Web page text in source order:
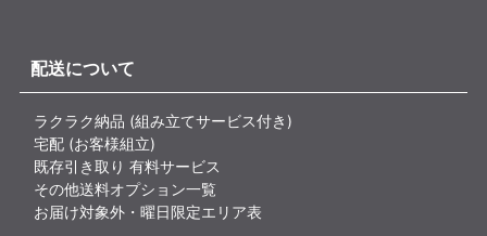
配送について
ラクラク納品 (組み立てサービス付き)
宅配 (お客様組立)
既存引き取り 有料サービス
その他送料オプション一覧
お届け対象外・曜日限定エリア表